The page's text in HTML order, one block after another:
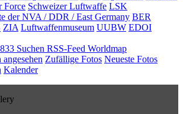
Force Schweizer Luftwaffe LSK
der NVA / DDR / East Germany BER
ZIA Luftwaffenmuseum UUBW EDOI
Suchen RSS-Feed Worldmap
Zufällige Fotos Neueste Fotos
Kalender